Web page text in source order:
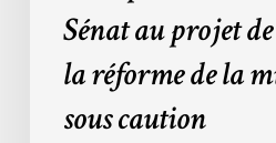
liberté
Sénat au projet
la réforme de la
sous caution